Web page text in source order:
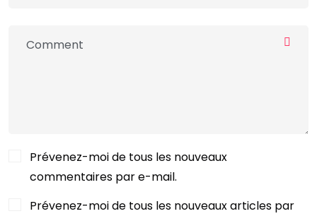
Prévenez-moi de tous les nouveaux
commentaires par e-mail.
Prévenez-moi de tous les nouveaux articles par